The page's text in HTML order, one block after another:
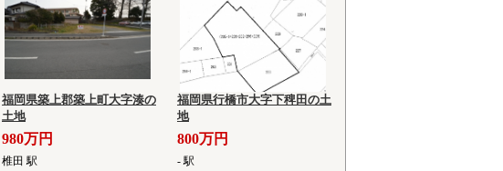
福岡県築上郡築上町大字湊の
土地
980万円
椎田 駅
福岡県行橋市大字下稗田の土
地
800万円
- 駅